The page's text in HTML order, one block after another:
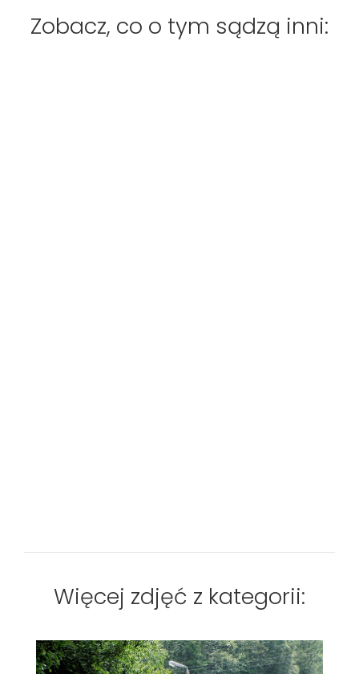
Zobacz, co o tym sądzą inni:
Więcej zdjęć z kategorii: